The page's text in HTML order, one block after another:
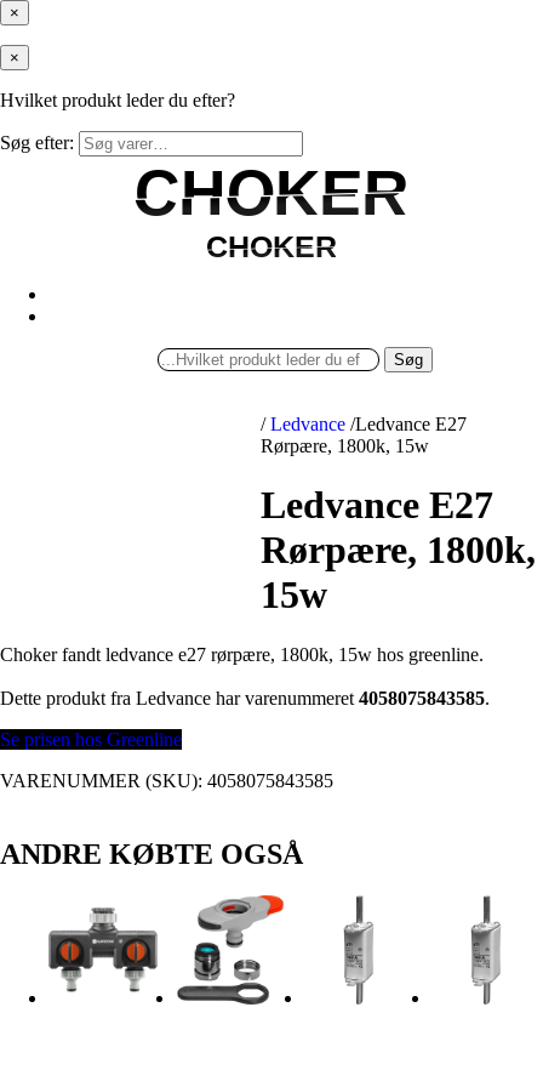
×
×
Hvilket produkt leder du efter?
Søg efter:
CHOKER
CHOKER
CHOKER
CHOKER
Søg
/ Ledvance /Ledvance E27
Rørpære, 1800k, 15w
Ledvance E27
Rørpære, 1800k,
15w
Choker fandt ledvance e27 rørpære, 1800k, 15w hos greenline.
Dette produkt fra Ledvance har varenummeret 4058075843585.
Se prisen hos Greenline
VARENUMMER (SKU): 4058075843585
ANDRE KØBTE OGSÅ